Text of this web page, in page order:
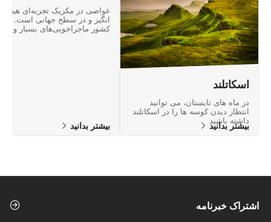
اسکاتلند
در ماه های تابستان، می توانید
انتظار دیدن کوسه ها را در اسکاتلند
داشته باشید
بیشتر بدانید
غواصی در مکزیک تجربه‌ای هیجان
انگیز و در سطح جهانی است. این
کشور ماجراجویی‌های بسیار و
بیشتر بدانید
اشتراک خبرنامه